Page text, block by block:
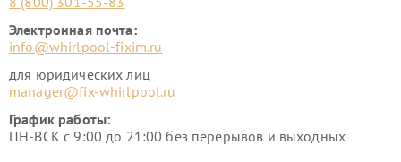
Электронная почта:
info@whirlpool-fixim.ru
для юридических лиц
manager@fix-whirlpool.ru
График работы:
ПН-ВСК с 9:00 до 21:00 без перерывов и выходных